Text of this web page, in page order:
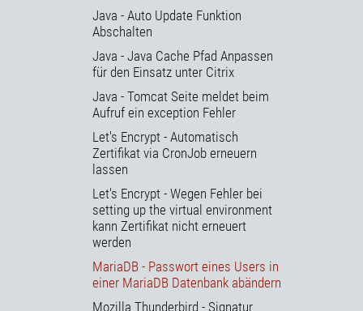
Java - Auto Update Funktion
Abschalten
Java - Java Cache Pfad Anpassen
für den Einsatz unter Citrix
Java - Tomcat Seite meldet beim
Aufruf ein exception Fehler
Let's Encrypt - Automatisch
Zertifikat via CronJob erneuern
lassen
Let's Encrypt - Wegen Fehler bei
setting up the virtual environment
kann Zertifikat nicht erneuert
werden
MariaDB - Passwort eines Users in
einer MariaDB Datenbank abändern
Mozilla Thunderbird - Signatur